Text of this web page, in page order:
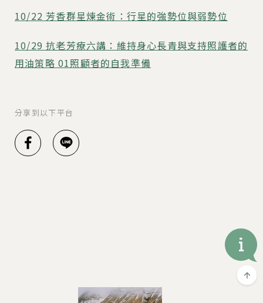
分享到以下平台
10/22 芳香群星煉金術：行星的強勢位與弱勢位
10/29 抗老芳療六講：維持身心長青與支持照護者的
用油策略 01照顧者的自我準備